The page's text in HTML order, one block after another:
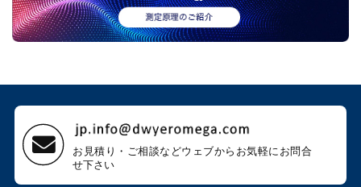
お見積り・ご相談などウェブから お気軽にお問合
せ下さい